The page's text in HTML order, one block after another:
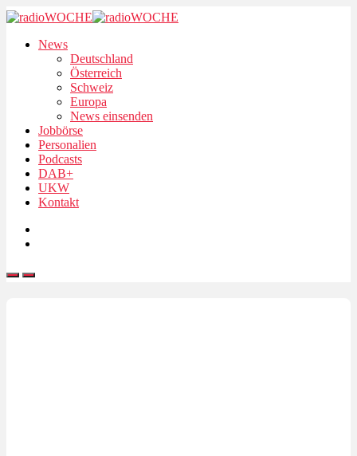
News
Deutschland
Österreich
Schweiz
Europa
News einsenden
Jobbörse
Personalien
Podcasts
DAB+
UKW
Kontakt